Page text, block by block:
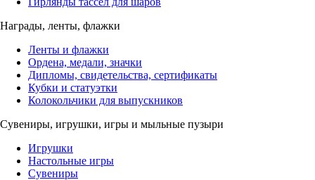
Награды, ленты, флажки
Ленты и флажки
Ордена, медали, значки
Дипломы, свидетельства, сертификаты
Кубки и статуэтки
Колокольчики для выпускников
Сувениры, игрушки, игры и мыльные пузыри
Игрушки
Настольные игры
Сувениры